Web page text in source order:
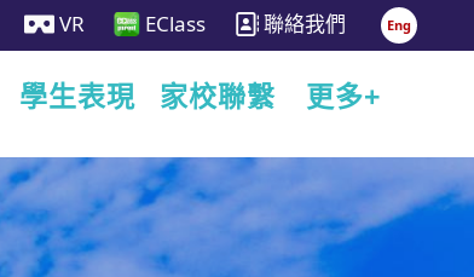
VR EClass 聯絡我們 Eng
學生表現 家校聯繫 更多+